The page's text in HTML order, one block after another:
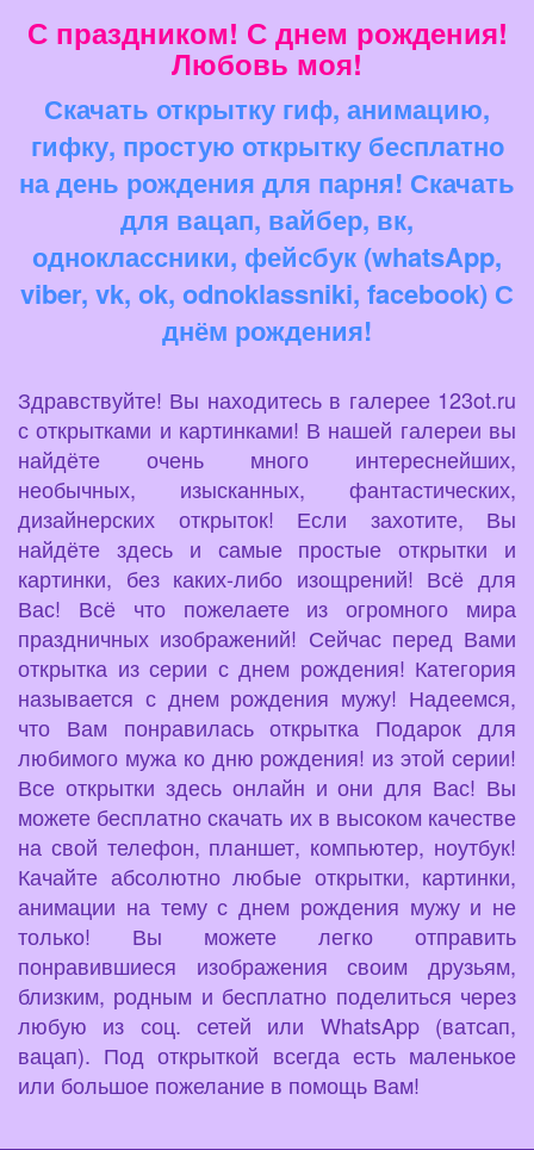
С праздником! С днем рождения!
Любовь моя!
Скачать открытку гиф, анимацию,
гифку, простую открытку бесплатно
на день рождения для парня! Скачать
для вацап, вайбер, вк,
одноклассники, фейсбук (whatsApp,
viber, vk, ok, odnoklassniki, facebook) С
днём рождения!
Здравствуйте! Вы находитесь в галерее 123ot.ru
с открытками и картинками! В нашей галереи вы
найдёте очень много интереснейших,
необычных, изысканных, фантастических,
дизайнерских открыток! Если захотите, Вы
найдёте здесь и самые простые открытки и
картинки, без каких-либо изощрений! Всё для
Вас! Всё что пожелаете из огромного мира
праздничных изображений! Сейчас перед Вами
открытка из серии с днем рождения! Категория
называется с днем рождения мужу! Надеемся,
что Вам понравилась открытка Подарок для
любимого мужа ко дню рождения! из этой серии!
Все открытки здесь онлайн и они для Вас! Вы
можете бесплатно скачать их в высоком качестве
на свой телефон, планшет, компьютер, ноутбук!
Качайте абсолютно любые открытки, картинки,
анимации на тему с днем рождения мужу и не
только! Вы можете легко отправить
понравившиеся изображения своим друзьям,
близким, родным и бесплатно поделиться через
любую из соц. сетей или WhatsApp (ватсап,
вацап). Под открыткой всегда есть маленькое
или большое пожелание в помощь Вам!